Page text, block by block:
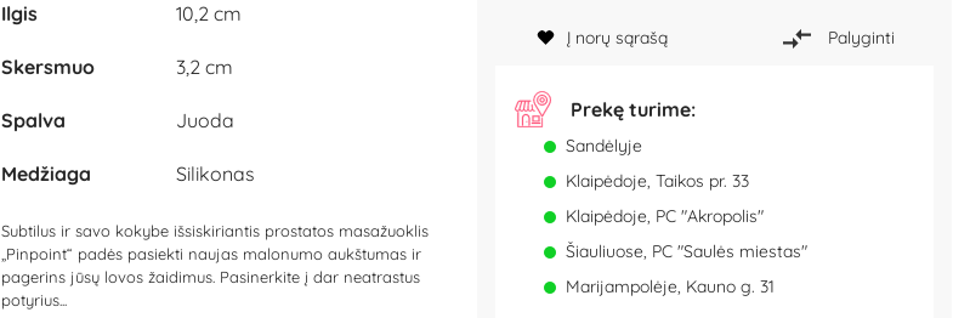
Ilgis 10,2 cm
Skersmuo 3,2 cm
Spalva Juoda
Medžiaga Silikonas
Subtilus ir savo kokybe išsiskiriantis prostatos masažuoklis
„Pinpoint“ padės pasiekti naujas malonumo aukštumas ir
pagerins jūsų lovos žaidimus. Pasinerkite į dar neatrastus
potyrius...
Į norų sąrašą Palyginti
Prekę turime:
Sandėlyje
Klaipėdoje, Taikos pr. 33
Klaipėdoje, PC "Akropolis"
Šiauliuose, PC "Saulės miestas"
Marijampolėje, Kauno g. 31